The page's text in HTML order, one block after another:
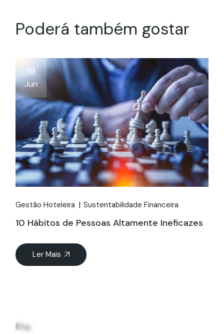
Poderá também gostar
19
Jun
Gestão Hoteleira Sustentabilidade Financeira
10 Hábitos de Pessoas Altamente Ineficazes
Ler Mais
Mai
Blog